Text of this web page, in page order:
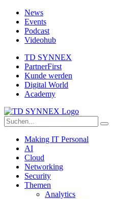
News
Events
Podcast
Videohub
TD SYNNEX
PartnerFirst
Kunde werden
Digital World
Academy
Making IT Personal
AI
Cloud
Networking
Security
Themen
Analytics